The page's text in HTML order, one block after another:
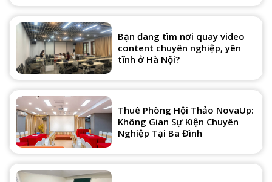
Bạn đang tìm nơi quay video
content chuyên nghiệp, yên
tĩnh ở Hà Nội?
Thuê Phòng Hội Thảo NovaUp:
Không Gian Sự Kiện Chuyên
Nghiệp Tại Ba Đình